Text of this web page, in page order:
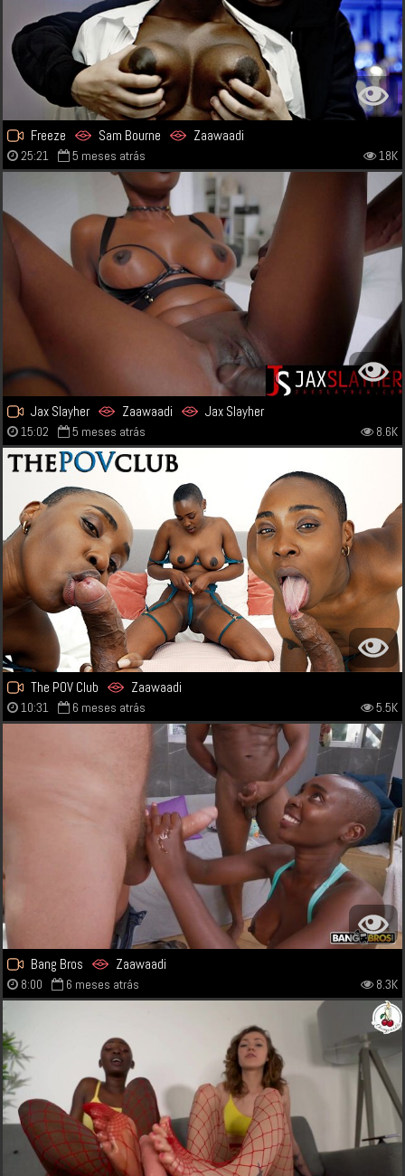
Freeze Sam Bourne Zaawaadi
25:21 5 meses atrás 18K
Jax Slayher Zaawaadi Jax Slayher
15:02 5 meses atrás 8.6K
The POV Club Zaawaadi
10:31 6 meses atrás 5.5K
Bang Bros Zaawaadi
8:00 6 meses atrás 8.3K